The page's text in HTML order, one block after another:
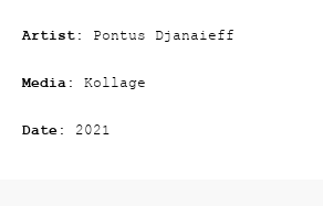
Artist: Pontus Djanaieff
Media: Kollage
Date: 2021